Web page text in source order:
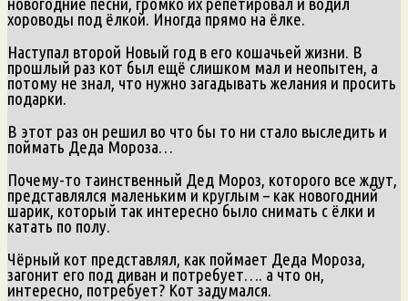
хороводы под ёлкой. Иногда прямо на ёлке.
Наступал второй Новый год в его кошачьей жизни. В
прошлый раз кот был ещё слишком мал и неопытен, а
потому не знал, что нужно загадывать желания и просить
подарки.
В этот раз он решил во что бы то ни стало выследить и
поймать Деда Мороза…
Почему-то таинственный Дед Мороз, которого все ждут,
представлялся маленьким и круглым – как новогодний
шарик, который так интересно было снимать с ёлки и
катать по полу.
Чёрный кот представлял, как поймает Деда Мороза,
загонит его под диван и потребует…. а что он,
интересно, потребует? Кот задумался.